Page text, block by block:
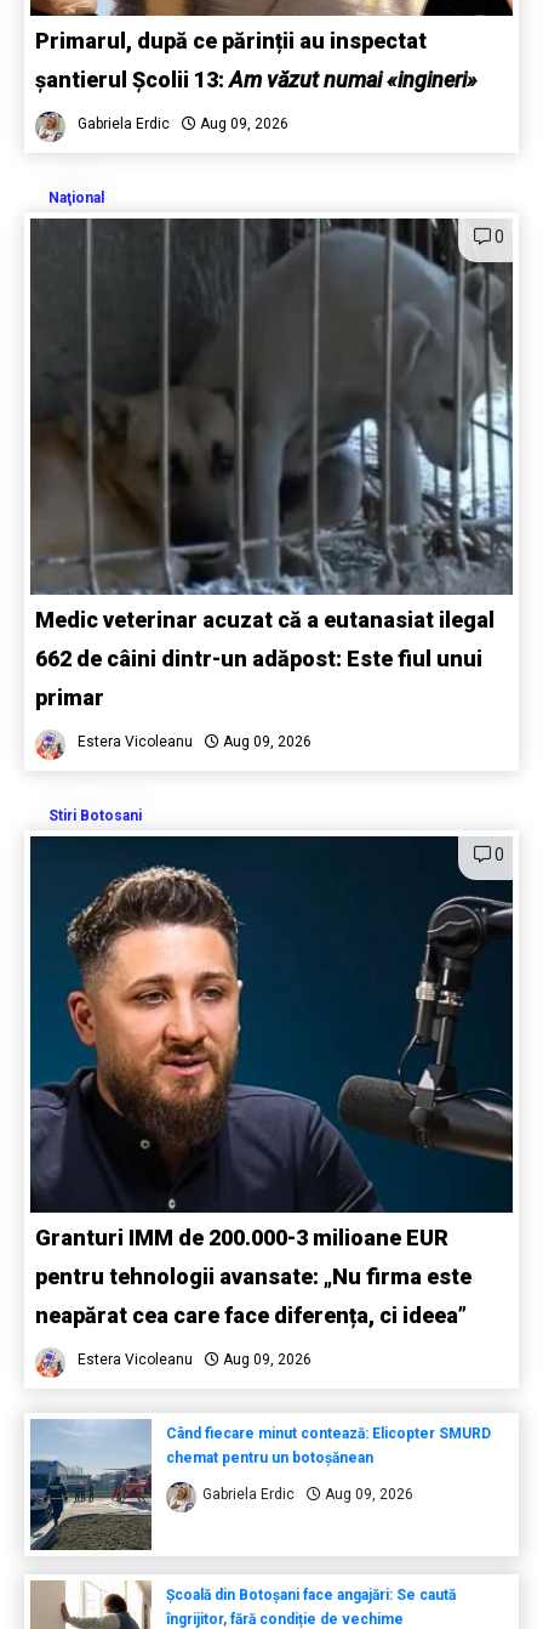
Primarul, după ce părinții au inspectat
șantierul Școlii 13:Am văzut numai «ingineri»
Gabriela Erdic Aug 09, 2026
Naţional
0
Medic veterinar acuzat că a eutanasiat ilegal
662 de câini dintr-un adăpost: Este fiul unui
primar
Estera Vicoleanu Aug 09, 2026
Stiri Botosani
0
Granturi IMM de 200.000-3 milioane EUR
pentru tehnologii avansate: „Nu firma este
neapărat cea care face diferența, ci ideea”
Estera Vicoleanu Aug 09, 2026
Când fiecare minut contează: Elicopter SMURD
chemat pentru un botoșănean
Gabriela Erdic Aug 09, 2026
Școală din Botoșani face angajări: Se caută
îngrijitor, fără condiție de vechime